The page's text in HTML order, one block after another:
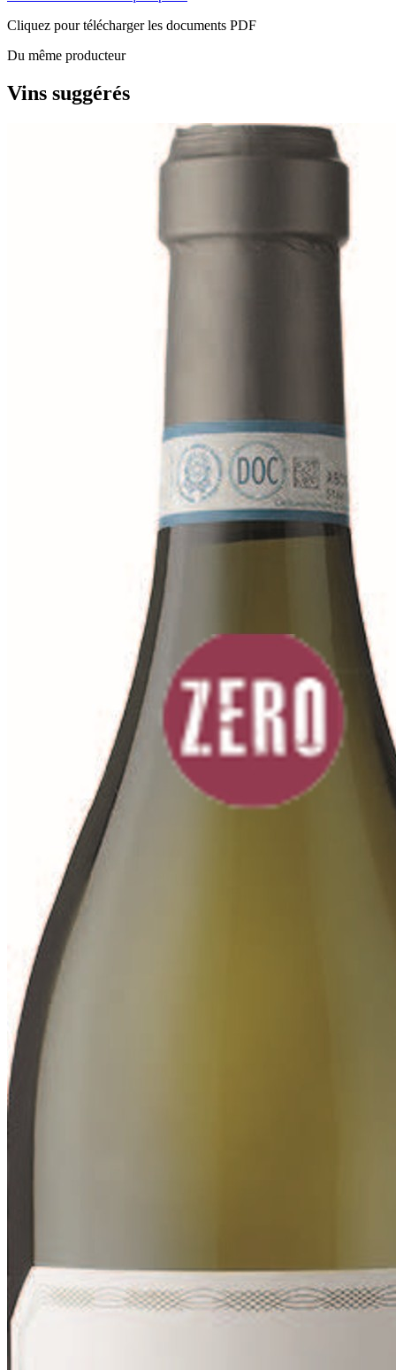
Cliquez pour télécharger les documents PDF
Du même producteur
Vins suggérés